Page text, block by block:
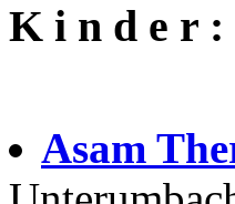
K i n d e r :
Asam